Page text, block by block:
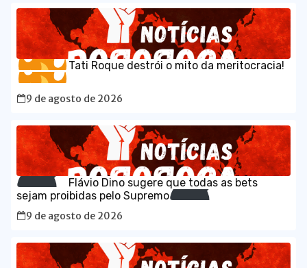
Tati Roque destrói o mito da meritocracia!
9 de agosto de 2026
Flávio Dino sugere que todas as bets
sejam proibidas pelo Supremo
9 de agosto de 2026